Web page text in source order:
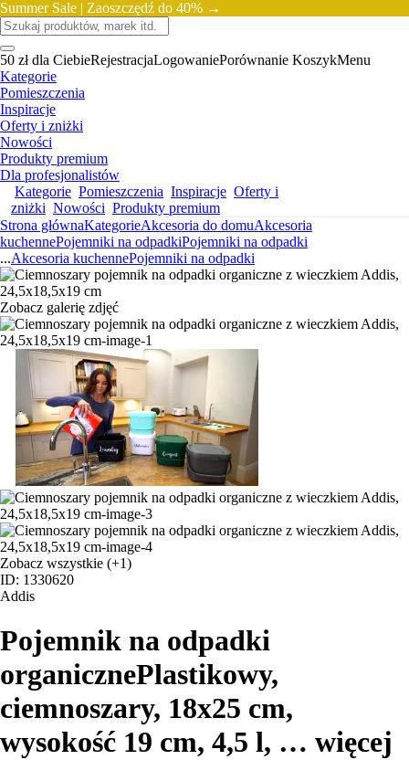
Summer Sale | Zaoszczędź do 40% →
50 zł dla CiebieRejestracjaLogowaniePorównanie KoszykMenu
Kategorie
Pomieszczenia
Inspiracje
Oferty i zniżki
Nowości
Produkty premium
Dla profesjonalistów
Kategorie Pomieszczenia Inspiracje Oferty i
zniżki Nowości Produkty premium
Strona głównaKategorieAkcesoria do domuAkcesoria
kuchennePojemniki na odpadkiPojemniki na odpadki
...Akcesoria kuchennePojemniki na odpadki
Zobacz galerię zdjęć
Zobacz wszystkie (+1)
ID: 1330620
Addis
Pojemnik na odpadki
organicznePlastikowy,
ciemnoszary, 18x25 cm,
wysokość 19 cm, 4,5 l, … więcej